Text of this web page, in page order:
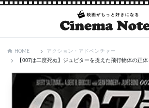
HOME
アクション・アドベンチャー
【007は二度死ぬ】ジュピターを捉えた飛行物体の正